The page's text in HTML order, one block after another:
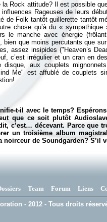
Rock attitude? Il est possible
Rageuses de leurs
de Folk tantôt guillerette tantôt
chose qu’à du « sympathique
le manche avec énergie
bien que moins percutants que
assez insipides ("Heaven’s
c’est irrégulier et un cran en
aux couplets
Me" est affublé de couplets
t-il avec le temps?
que ce soit plutôt
c’est… décevant. Parce que
un troisième album
noirceur de Soundgarden? S’il
Team Forum Liens
- 2012 - Tous droits